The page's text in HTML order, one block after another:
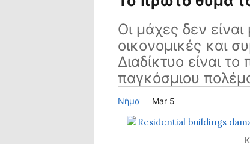
Οι μάχες δεν είναι
οικονομικές και
Διαδίκτυο είναι
παγκόσμιου
Νήμα Mar 5